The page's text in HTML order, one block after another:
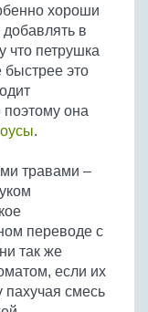
хороши
в
что петрушка
быстрее это
она
.
травами –
переводе с
так же
если их
пахучая смесь